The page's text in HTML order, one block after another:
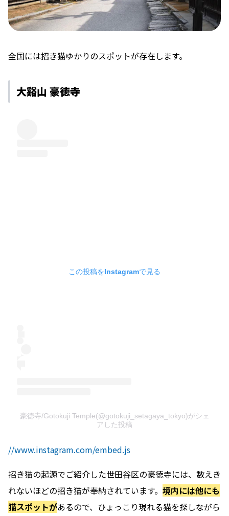
全国には招き猫ゆかりのスポットが存在します。
大谿山 豪徳寺
この投稿をInstagramで見る
豪徳寺/Gotokuji Temple(@gotokuji_setagaya_tokyo)がシェ
アした投稿
//www.instagram.com/embed.js
招き猫の起源でご紹介した世田谷区の豪徳寺には、数えき
れないほどの招き猫が奉納されています。 境内には他にも
猫スポットがあるので、ひょっこり現れる猫を探しながら